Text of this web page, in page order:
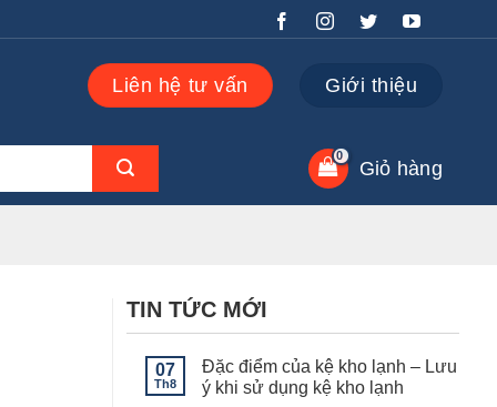
Liên hệ tư vấn Giới thiệu
Giỏ hàng
TIN TỨC MỚI
07
Th8
Đặc điểm của kệ kho lạnh – Lưu
ý khi sử dụng kệ kho lạnh